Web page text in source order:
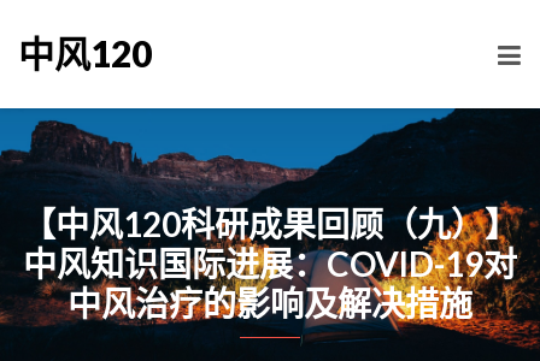
中风120
【中风120科研成果回顾（九）】
中风知识国际进展：COVID-19对
中风治疗的影响及解决措施